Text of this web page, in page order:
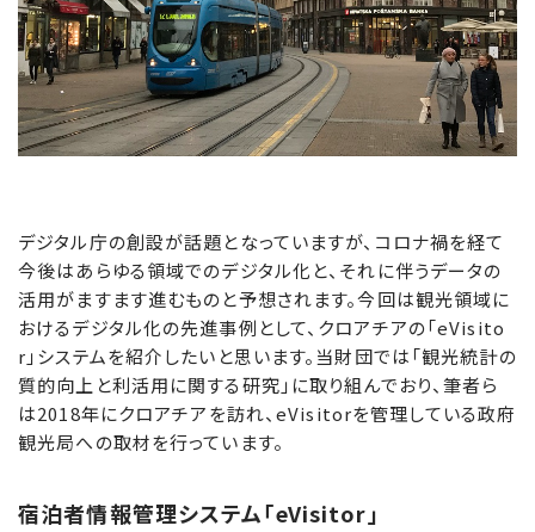
デジタル庁の創設が話題となっていますが、コロナ禍を経て
今後はあらゆる領域でのデジタル化と、それに伴うデータの
活用がますます進むものと予想されます。今回は観光領域に
おけるデジタル化の先進事例として、クロアチアの「eVisito
r」システムを紹介したいと思います。当財団では「観光統計の
質的向上と利活用に関する研究」に取り組んでおり、筆者ら
は2018年にクロアチアを訪れ、eVisitorを管理している政府
観光局への取材を行っています。
宿泊者情報管理システム「eVisitor」